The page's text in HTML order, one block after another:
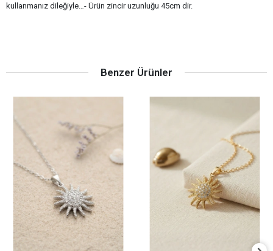
kullanmanız dileğiyle…- Ürün zincir uzunluğu 45cm dir.
Benzer Ürünler